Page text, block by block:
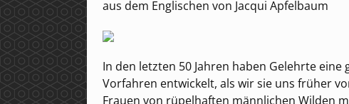
aus dem Englischen von Jacqui Apfelbaum
In den letzten 50 Jahren haben Gelehrte
Vorfahren entwickelt, als wir sie uns früher
Frauen von rüpelhaften männlichen Wilden